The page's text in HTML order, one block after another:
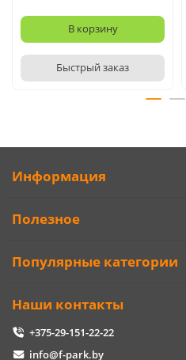
В корзину
Быстрый заказ
Информация
Полезное
Популярные категории
Наши контакты
+375-29-151-22-22
info@f-park.by